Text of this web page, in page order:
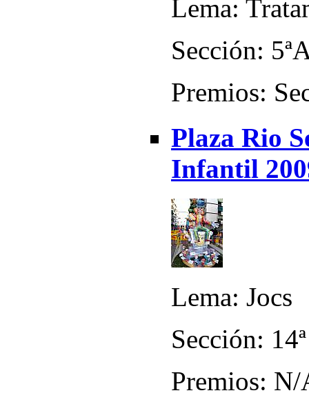
Lema:
Sección:
Premios:
Plaza Rio
Infantil
Lema: Jocs
Sección: 14ª
Premios: N/